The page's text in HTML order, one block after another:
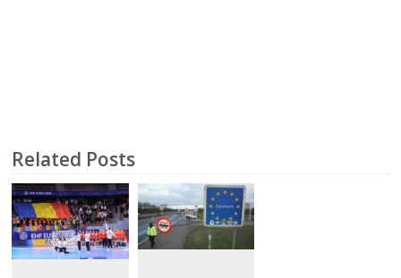
Related Posts